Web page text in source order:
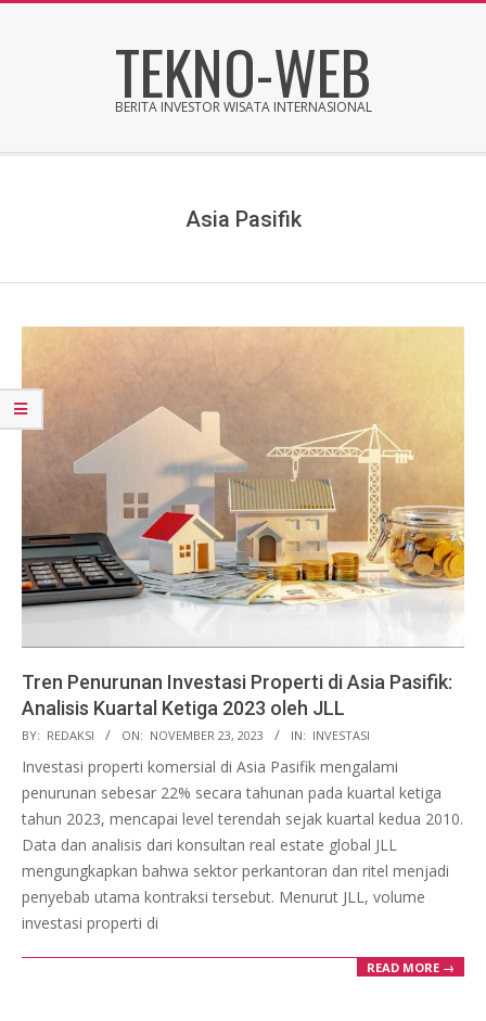
TEKNO-WEB
BERITA INVESTOR WISATA INTERNASIONAL
Asia Pasifik
Tren Penurunan Investasi Properti di Asia Pasifik:
Analisis Kuartal Ketiga 2023 oleh JLL
2023-
11-
BY: REDAKSI ON: NOVEMBER 23, 2023 IN: INVESTASI
Investasi properti komersial di Asia Pasifik mengalami
penurunan sebesar 22% secara tahunan pada kuartal ketiga
tahun 2023, mencapai level terendah sejak kuartal kedua 2010.
Data dan analisis dari konsultan real estate global JLL
mengungkapkan bahwa sektor perkantoran dan ritel menjadi
penyebab utama kontraksi tersebut. Menurut JLL, volume
investasi properti di
READ MORE →